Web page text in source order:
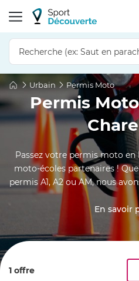
Urbain Permis Moto
Permis
Passez votre permis moto en
moto-écoles partenaires !
permis A1, A2 ou AM, nous
tous les niveaux et
charmantes de la région,
Vallée de la Charente, tout en
et d’une
En savoir
1 offre